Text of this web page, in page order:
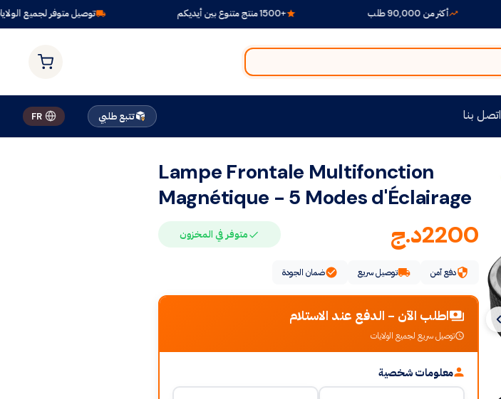
توصيل متوفر لجميع الولايات
اتصل بنا تتبع طلبي FR
Lampe Frontale Multifonction
Magnétique - 5 Modes d'Éclairage
2200د.ج متوفر في المخزون
دفع آمن توصيل سريع ضمان الجودة
اطلب الآن - الدفع عند الاستلام
توصيل سريع لجميع الولايات
معلومات شخصية